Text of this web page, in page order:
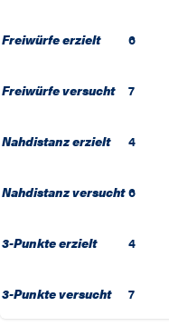
Freiwürfe erzielt 6
Freiwürfe versucht 7
Nahdistanz erzielt 4
Nahdistanz versucht 6
3-Punkte erzielt 4
3-Punkte versucht 7